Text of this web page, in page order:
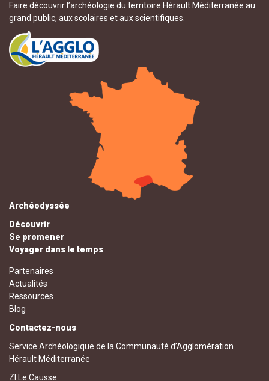
Faire découvrir l’archéologie du territoire Hérault Méditerranée au
grand public, aux scolaires et aux scientifiques.
Archéodyssée
Découvrir
Se promener
Voyager dans le temps
Partenaires
Actualités
Ressources
Blog
Contactez-nous
Service Archéologique de la Communauté d’Agglomération
Hérault Méditerranée
ZI Le Causse